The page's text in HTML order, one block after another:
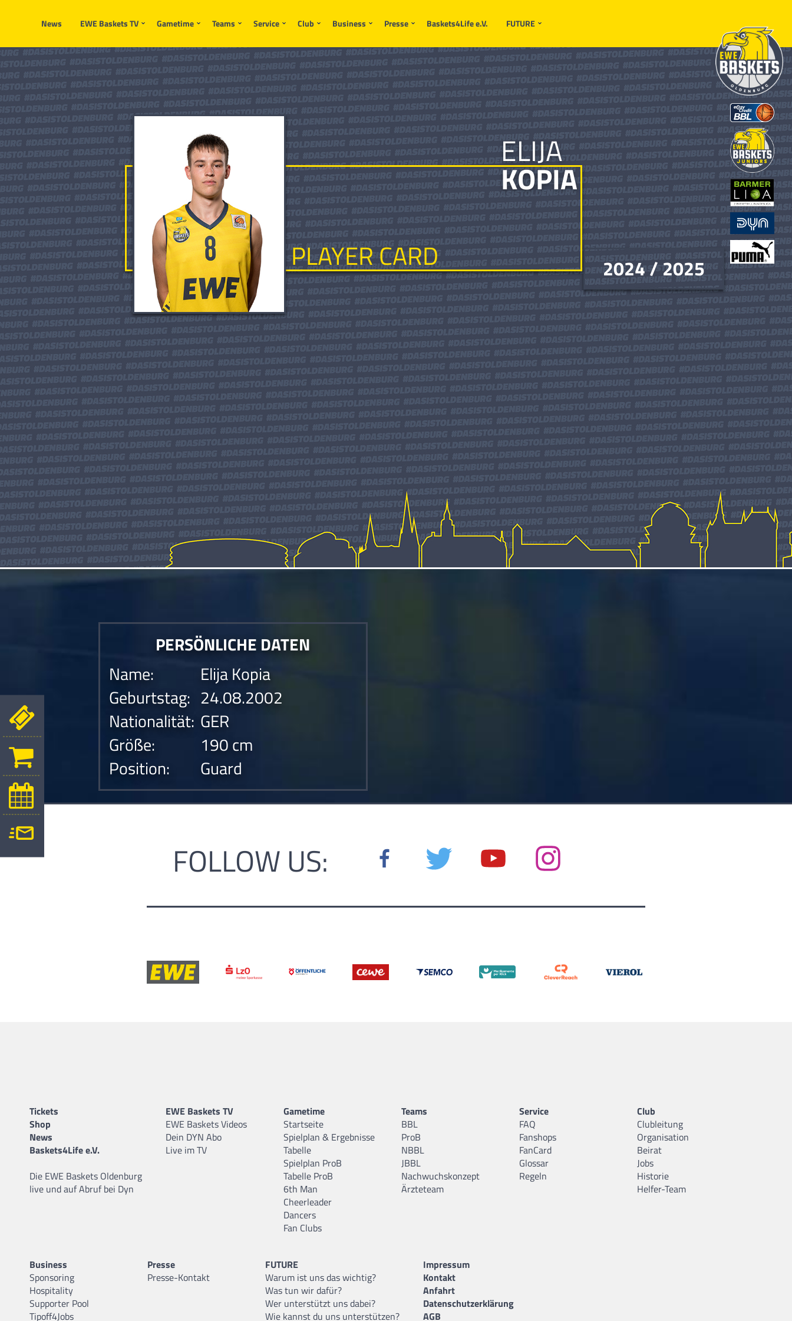
News EWE Baskets TV Gametime Teams Service Club Business Presse Baskets4Life e.V. FUTURE
ELIJA
KOPIA
PLAYER CARD 2024 / 2025
PERSÖNLICHE DATEN
Name:
Elija Kopia
Geburtstag: 24.08.2002
Nationalität: GER
Größe:
190 cm
Position:
Guard
FOLLOW US:
Tickets
Shop
News
Baskets4Life e.V.
Die EWE Baskets Oldenburg
live und auf Abruf bei Dyn
EWE Baskets TV
EWE Baskets Videos
Dein DYN Abo
Live im TV
Gametime
Startseite
Spielplan & Ergebnisse
Tabelle
Spielplan ProB
Tabelle ProB
6th Man
Cheerleader
Dancers
Fan Clubs
Teams
BBL
ProB
NBBL
JBBL
Nachwuchskonzept
Ärzteteam
Service
FAQ
Fanshops
FanCard
Glossar
Regeln
Club
Clubleitung
Organisation
Beirat
Jobs
Historie
Helfer-Team
Business
Sponsoring
Hospitality
Supporter Pool
Tipoff4Jobs
Presse
Presse-Kontakt
FUTURE
Warum ist uns das wichtig?
Was tun wir dafür?
Wer unterstützt uns dabei?
Wie kannst du uns unterstützen?
Impressum
Kontakt
Anfahrt
Datenschutzerklärung
AGB